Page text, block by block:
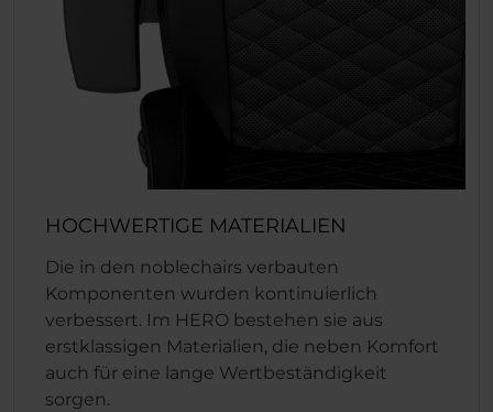
HOCHWERTIGE MATERIALIEN
Die in den noblechairs verbauten
Komponenten wurden kontinuierlich
verbessert. Im HERO bestehen sie aus
erstklassigen Materialien, die neben Komfort
auch für eine lange Wertbeständigkeit
sorgen.